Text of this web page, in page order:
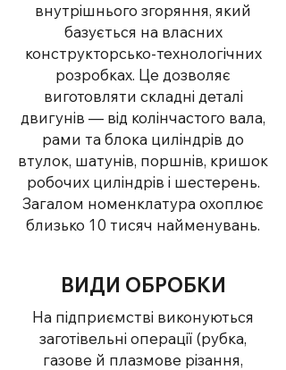
внутрішнього згоряння, який
базується на власних
конструкторсько-технологічних
розробках. Це дозволяє
виготовляти складні деталі
двигунів — від колінчастого вала,
рами та блока циліндрів до
втулок, шатунів, поршнів, кришок
робочих циліндрів і шестерень.
Загалом номенклатура охоплює
близько 10 тисяч найменувань.
ВИДИ ОБРОБКИ
На підприємстві виконуються
заготівельні операції (рубка,
газове й плазмове різання,